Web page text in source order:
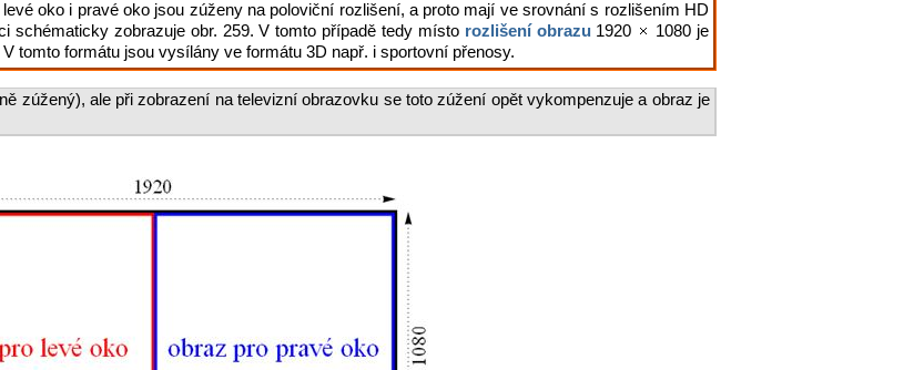
oko i pravé oko jsou zúženy na poloviční rozlišení, a proto mají ve srovnání s rozlišením HD
schématicky zobrazuje obr. 259. V tomto případě tedy místo rozlišení obrazu1920
1080 je
V tomto formátu jsou vysílány ve formátu 3D např. i sportovní přenosy.
zúžený), ale při zobrazení na televizní obrazovku se toto zúžení opět vykompenzuje a obraz je